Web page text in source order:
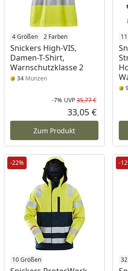
4 Größen 2 Farben
Snickers High-VIS,
Damen-T-Shirt,
Warnschutzklasse 2
34 Münzen
Rabatt
-7% UVP35,77 €
Aktueller
33,05 €
Zum Produkt
-22%
10 Größen
-